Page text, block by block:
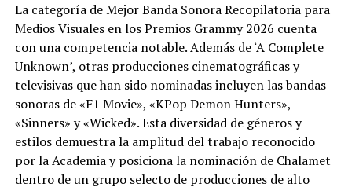
La categoría de Mejor Banda Sonora Recopilatoria para
Medios Visuales en los Premios Grammy 2026 cuenta
con una competencia notable. Además de ‘A Complete
Unknown’, otras producciones cinematográficas y
televisivas que han sido nominadas incluyen las bandas
sonoras de «F1 Movie», «KPop Demon Hunters»,
«Sinners» y «Wicked». Esta diversidad de géneros y
estilos demuestra la amplitud del trabajo reconocido
por la Academia y posiciona la nominación de Chalamet
dentro de un grupo selecto de producciones de alto